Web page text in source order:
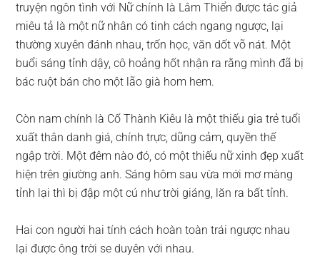
truyện ngôn tình với Nữ chính là Lâm Thiển được tác giả
miêu tả là một nữ nhân có tinh cách ngang ngược, lại
thường xuyên đánh nhau, trốn học, văn dốt võ nát. Một
buổi sáng tỉnh dậy, cô hoảng hốt nhận ra rằng mình đã bị
bác ruột bán cho một lão già hom hem.
Còn nam chính là Cố Thành Kiêu là một thiếu gia trẻ tuổi
xuất thân danh giá, chính trực, dũng cảm, quyền thế
ngập trời. Một đêm nào đó, có một thiếu nữ xinh đẹp xuất
hiện trên giường anh. Sáng hôm sau vừa mới mơ màng
tỉnh lại thì bị đập một cú như trời giáng, lăn ra bất tỉnh.
Hai con người hai tính cách hoàn toàn trái ngược nhau
lại được ông trời se duyên với nhau.